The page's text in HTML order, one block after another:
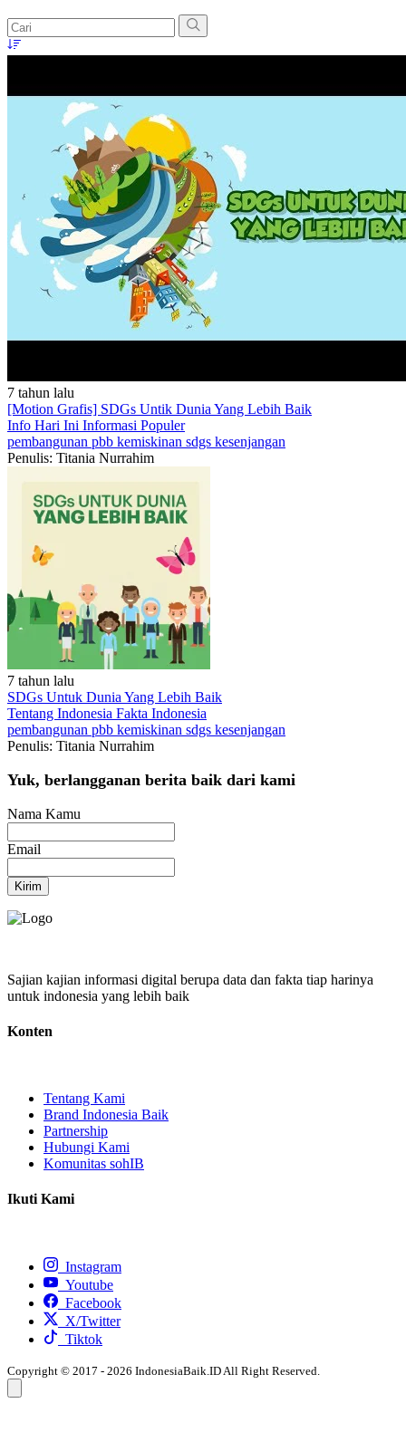
7 tahun lalu
[Motion Grafis] SDGs Untik Dunia Yang Lebih Baik
Info Hari Ini Informasi Populer
pembangunan pbb kemiskinan sdgs kesenjangan
Penulis: Titania Nurrahim
7 tahun lalu
SDGs Untuk Dunia Yang Lebih Baik
Tentang Indonesia Fakta Indonesia
pembangunan pbb kemiskinan sdgs kesenjangan
Penulis: Titania Nurrahim
Yuk, berlangganan berita baik dari kami
Nama Kamu
Email
Kirim
Sajian kajian informasi digital berupa data dan fakta tiap harinya
untuk indonesia yang lebih baik
Konten
Tentang Kami
Brand Indonesia Baik
Partnership
Hubungi Kami
Komunitas sohIB
Ikuti Kami
Instagram
Youtube
Facebook
X/Twitter
Tiktok
Copyright © 2017 - 2026 IndonesiaBaik.ID All Right Reserved.